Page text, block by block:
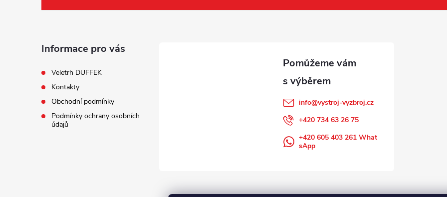
Informace pro vás
Veletrh DUFFEK
Kontakty
Obchodní podmínky
Podmínky ochrany osobních
údajů
info@vystroj-vyzbroj.cz
+420 734 63 26 75
+420 605 403 261 What
sApp